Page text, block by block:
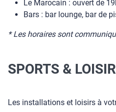
Le Marocain : ouvert de
Bars : bar lounge, bar de
* Les horaires sont
SPORTS &
Les installations et loisirs à